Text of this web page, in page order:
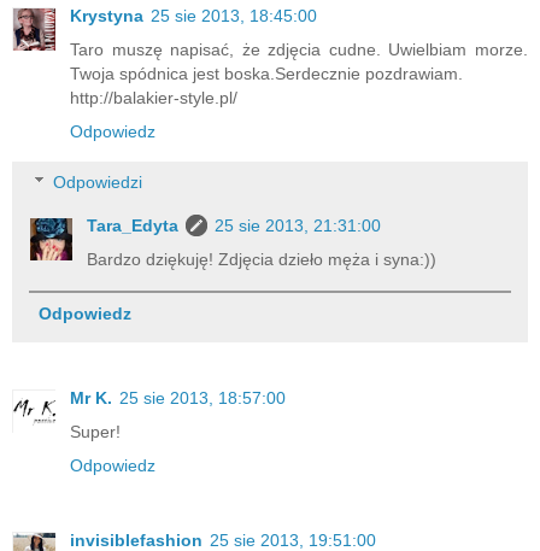
Krystyna 25 sie 2013, 18:45:00
Taro muszę napisać, że zdjęcia cudne. Uwielbiam morze.
Twoja spódnica jest boska.Serdecznie pozdrawiam.
http://balakier-style.pl/
Odpowiedz
Odpowiedzi
Tara_Edyta
25 sie 2013, 21:31:00
Bardzo dziękuję! Zdjęcia dzieło męża i syna:))
Odpowiedz
Mr K. 25 sie 2013, 18:57:00
Super!
Odpowiedz
invisiblefashion 25 sie 2013, 19:51:00